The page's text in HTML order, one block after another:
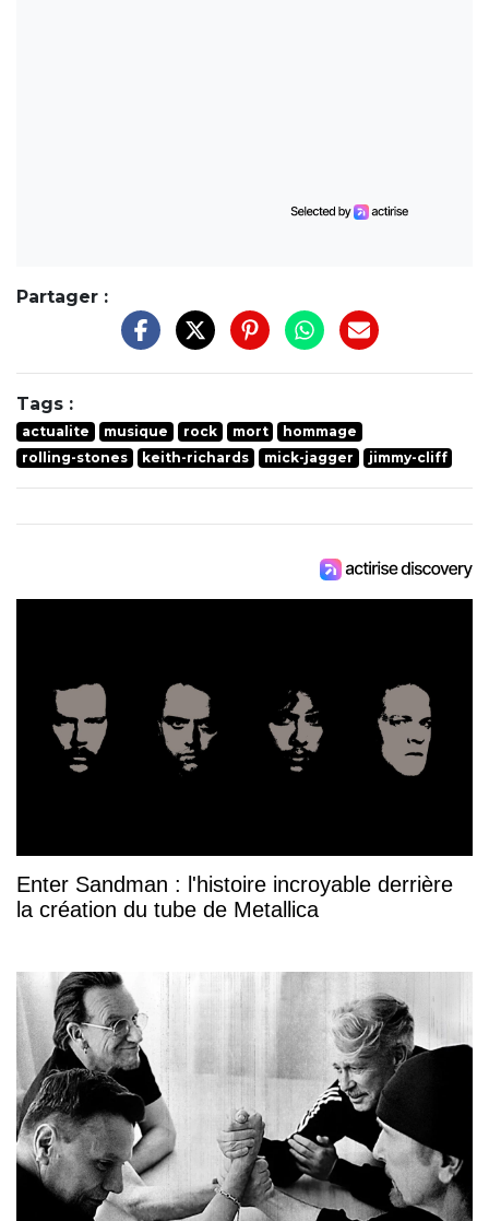
Partager :
Tags :
actualite musique rock mort
hommage
rolling-stones
keith-richards mick-jagger jimmy-cliff
Enter Sandman : l'histoire incroyable derrière
la création du tube de Metallica